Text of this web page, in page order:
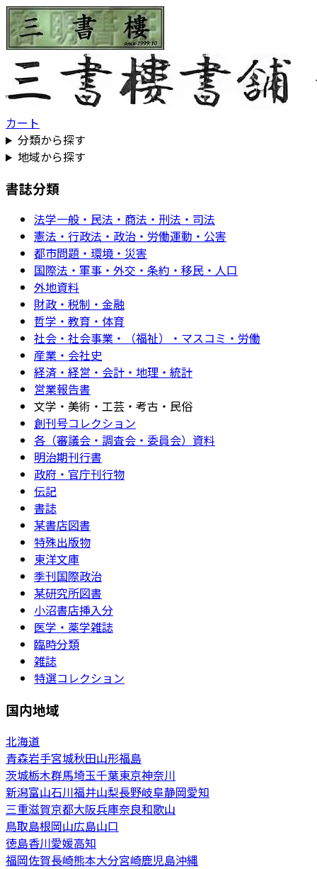
カート
分類から探す
地域から探す
書誌分類
法学一般・民法・商法・刑法・司法
憲法・行政法・政治・労働運動・公害
都市問題・環境・災害
国際法・軍事・外交・条約・移民・人口
外地資料
財政・税制・金融
哲学・教育・体育
社会・社会事業・（福祉）・マスコミ・労働
産業・会社史
経済・経営・会計・地理・統計
営業報告書
文学・美術・工芸・考古・民俗
創刊号コレクション
各（審議会・調査会・委員会）資料
明治期刊行書
政府・官庁刊行物
伝記
書誌
某書店図書
特殊出版物
東洋文庫
季刊国際政治
某研究所図書
小沼書店挿入分
医学・薬学雑誌
臨時分類
雑誌
特選コレクション
国内地域
北海道
青森岩手宮城秋田山形福島
茨城栃木群馬埼玉千葉東京神奈川
新潟富山石川福井山梨長野岐阜静岡愛知
三重滋賀京都大阪兵庫奈良和歌山
鳥取島根岡山広島山口
徳島香川愛媛高知
福岡佐賀長崎熊本大分宮崎鹿児島沖縄